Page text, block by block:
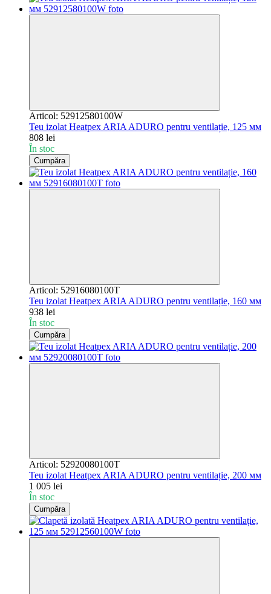
Articol: 52912580100W
Teu izolat Heatpex ARIA ADURO pentru ventilație, 125 мм
808 lei
În stoc
Cumpăra
Articol: 52916080100T
Teu izolat Heatpex ARIA ADURO pentru ventilație, 160 мм
938 lei
În stoc
Cumpăra
Articol: 52920080100T
Teu izolat Heatpex ARIA ADURO pentru ventilație, 200 мм
1 005 lei
În stoc
Cumpăra